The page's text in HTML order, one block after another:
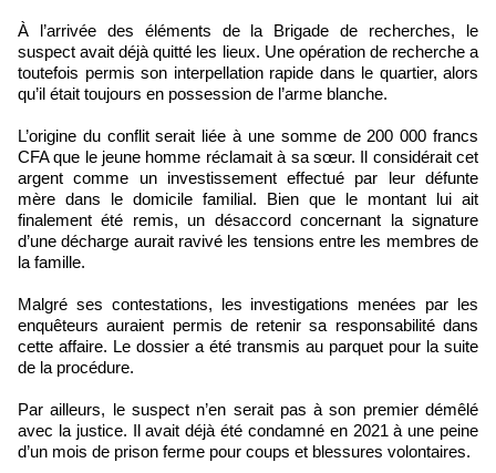
À l’arrivée des éléments de la Brigade de recherches, le
suspect avait déjà quitté les lieux. Une opération de recherche a
toutefois permis son interpellation rapide dans le quartier, alors
qu’il était toujours en possession de l’arme blanche.
L’origine du conflit serait liée à une somme de 200 000 francs
CFA que le jeune homme réclamait à sa sœur. Il considérait cet
argent comme un investissement effectué par leur défunte
mère dans le domicile familial. Bien que le montant lui ait
finalement été remis, un désaccord concernant la signature
d’une décharge aurait ravivé les tensions entre les membres de
la famille.
Malgré ses contestations, les investigations menées par les
enquêteurs auraient permis de retenir sa responsabilité dans
cette affaire. Le dossier a été transmis au parquet pour la suite
de la procédure.
Par ailleurs, le suspect n’en serait pas à son premier démêlé
avec la justice. Il avait déjà été condamné en 2021 à une peine
d’un mois de prison ferme pour coups et blessures volontaires.